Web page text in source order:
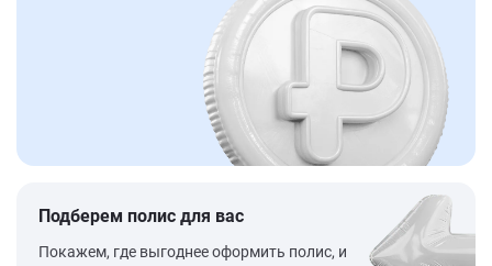
Подберем полис для вас
Покажем, где выгоднее оформить полис, и